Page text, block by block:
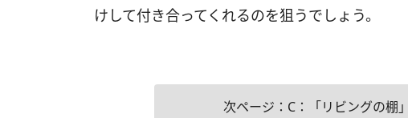
けして付き合ってくれるのを狙うでしょう。
次ページ：C：「リビングの